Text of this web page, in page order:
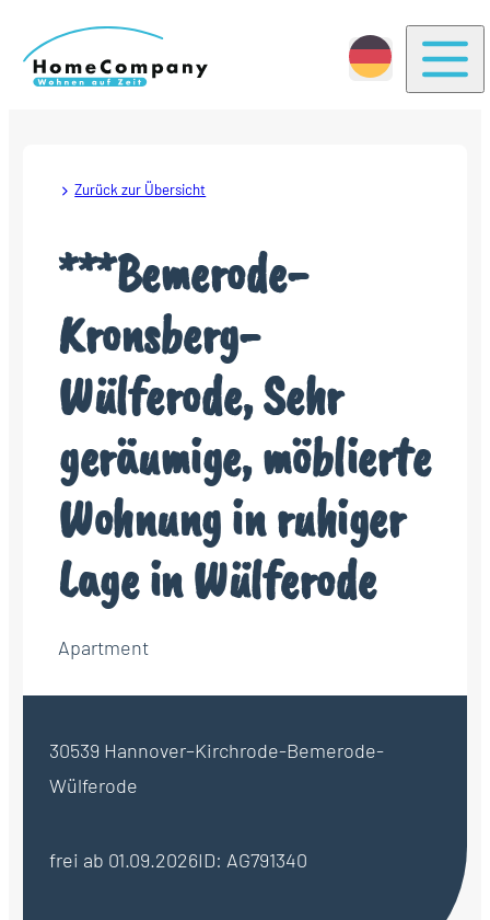
Zurück zur Übersicht
***Bemerode-
Kronsberg-
Wülferode, Sehr
geräumige, möblierte
Wohnung in ruhiger
Lage in Wülferode
Apartment
30539 Hannover–Kirchrode-Bemerode-
Wülferode
frei ab 01.09.2026ID: AG791340